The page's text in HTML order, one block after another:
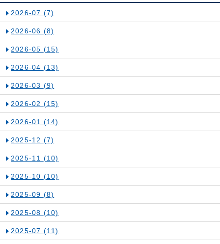
2026-07 (7)
2026-06 (8)
2026-05 (15)
2026-04 (13)
2026-03 (9)
2026-02 (15)
2026-01 (14)
2025-12 (7)
2025-11 (10)
2025-10 (10)
2025-09 (8)
2025-08 (10)
2025-07 (11)